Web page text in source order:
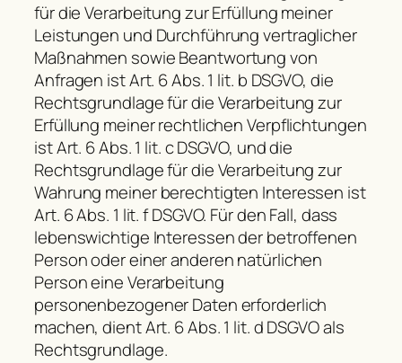
für die Verarbeitung zur Erfüllung meiner
Leistungen und Durchführung vertraglicher
Maßnahmen sowie Beantwortung von
Anfragen ist Art. 6 Abs. 1 lit. b DSGVO, die
Rechtsgrundlage für die Verarbeitung zur
Erfüllung meiner rechtlichen Verpflichtungen
ist Art. 6 Abs. 1 lit. c DSGVO, und die
Rechtsgrundlage für die Verarbeitung zur
Wahrung meiner berechtigten Interessen ist
Art. 6 Abs. 1 lit. f DSGVO. Für den Fall, dass
lebenswichtige Interessen der betroffenen
Person oder einer anderen natürlichen
Person eine Verarbeitung
personenbezogener Daten erforderlich
machen, dient Art. 6 Abs. 1 lit. d DSGVO als
Rechtsgrundlage.